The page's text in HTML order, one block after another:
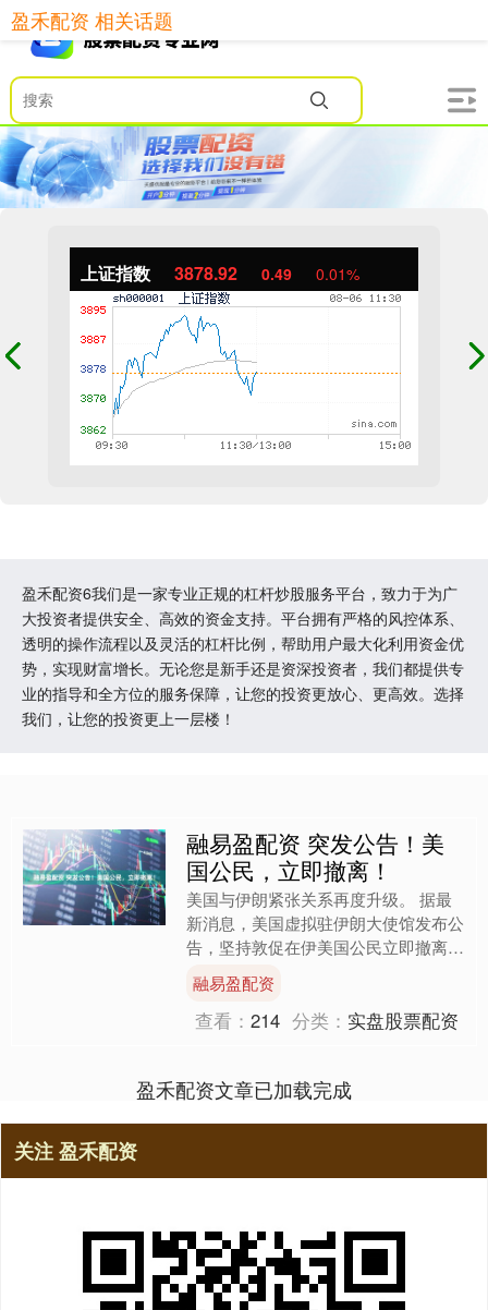
上证指数 3878.92 0.49 0.01%
盈禾配资6我们是一家专业正规的杠杆炒股服务平台，致力于为广
大投资者提供安全、高效的资金支持。平台拥有严格的风控体系、
透明的操作流程以及灵活的杠杆比例，帮助用户最大化利用资金优
势，实现财富增长。无论您是新手还是资深投资者，我们都提供专
业的指导和全方位的服务保障，让您的投资更放心、更高效。选择
我们，让您的投资更上一层楼！
盈禾配资 相关话题
融易盈配资 突发公告！美
国公民，立即撤离！
美国与伊朗紧张关系再度升级。 据最
新消息，美国虚拟驻伊朗大使馆发布公
告，坚持敦促在伊美国公民立即撤离。
公告建议美国公民在安全条件下，可通
过陆路前往阿塞拜疆、亚美....
融易盈配资
查看：214 分类： 实盘股票配资
盈禾配资文章已加载完成
关注 盈禾配资